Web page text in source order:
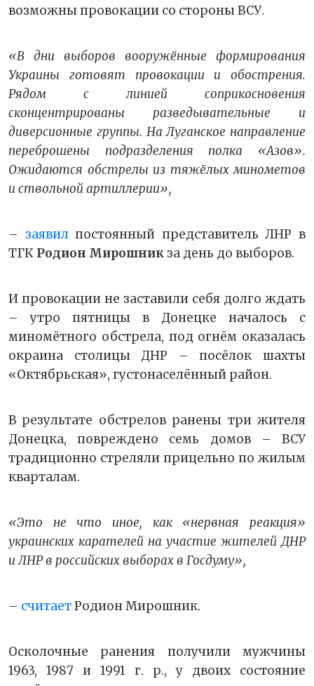
возможны провокации со стороны ВСУ.
«В дни выборов вооружённые формирования
Украины готовят провокации и обострения.
Рядом с линией соприкосновения
сконцентрированы разведывательные и
диверсионные группы. На Луганское направление
переброшены подразделения полка «Азов».
Ожидаются обстрелы из тяжёлых минометов
и ствольной артиллерии»,
– заявилпостоянный представитель ЛНР в
ТГК Родион Мирошник за день до выборов.
И провокации не заставили себя долго ждать
– утро пятницы в Донецке началось с
миномётного обстрела, под огнём оказалась
окраина столицы ДНР – посёлок шахты
«Октябрьская», густонаселённый район.
В результате обстрелов ранены три жителя
Донецка, повреждено семь домов – ВСУ
традиционно стреляли прицельно по жилым
кварталам.
«Это не что иное, как «нервная реакция»
украинских карателей на участие жителей ДНР
и ЛНР в российских выборах в Госдуму»,
– считаетРодион Мирошник.
Осколочные ранения получили мужчины
1963, 1987 и 1991 г. р., у двоих состояние